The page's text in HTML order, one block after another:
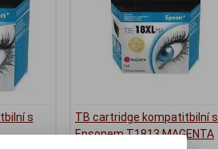
s
TB cartridge kompatitbilní s
Epsonem T1813 MAGENTA